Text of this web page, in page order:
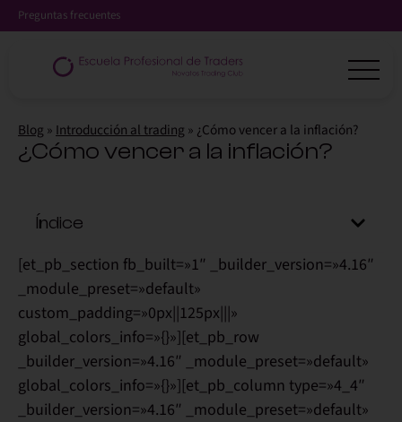
Preguntas frecuentes
Blog » Introducción al trading » ¿Cómo vencer a la inflación?
¿Cómo vencer a la inflación?
Índice
[et_pb_section fb_built=»1″ _builder_version=»4.16″
_module_preset=»default»
custom_padding=»0px||125px|||»
global_colors_info=»{}»][et_pb_row
_builder_version=»4.16″ _module_preset=»default»
global_colors_info=»{}»][et_pb_column type=»4_4″
_builder_version=»4.16″ _module_preset=»default»